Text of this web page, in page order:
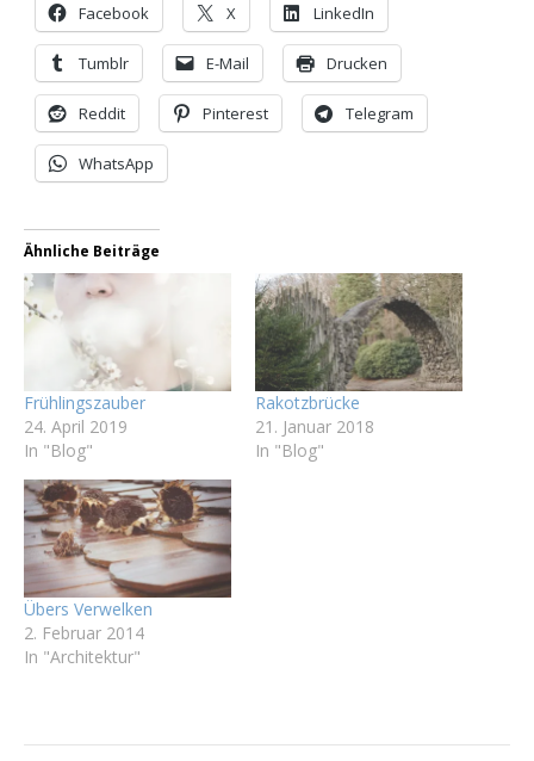
Facebook X LinkedIn
Tumblr E-Mail Drucken
Reddit Pinterest Telegram
WhatsApp
Ähnliche Beiträge
Frühlingszauber
24. April 2019
In "Blog"
Rakotzbrücke
21. Januar 2018
In "Blog"
Übers Verwelken
2. Februar 2014
In "Architektur"